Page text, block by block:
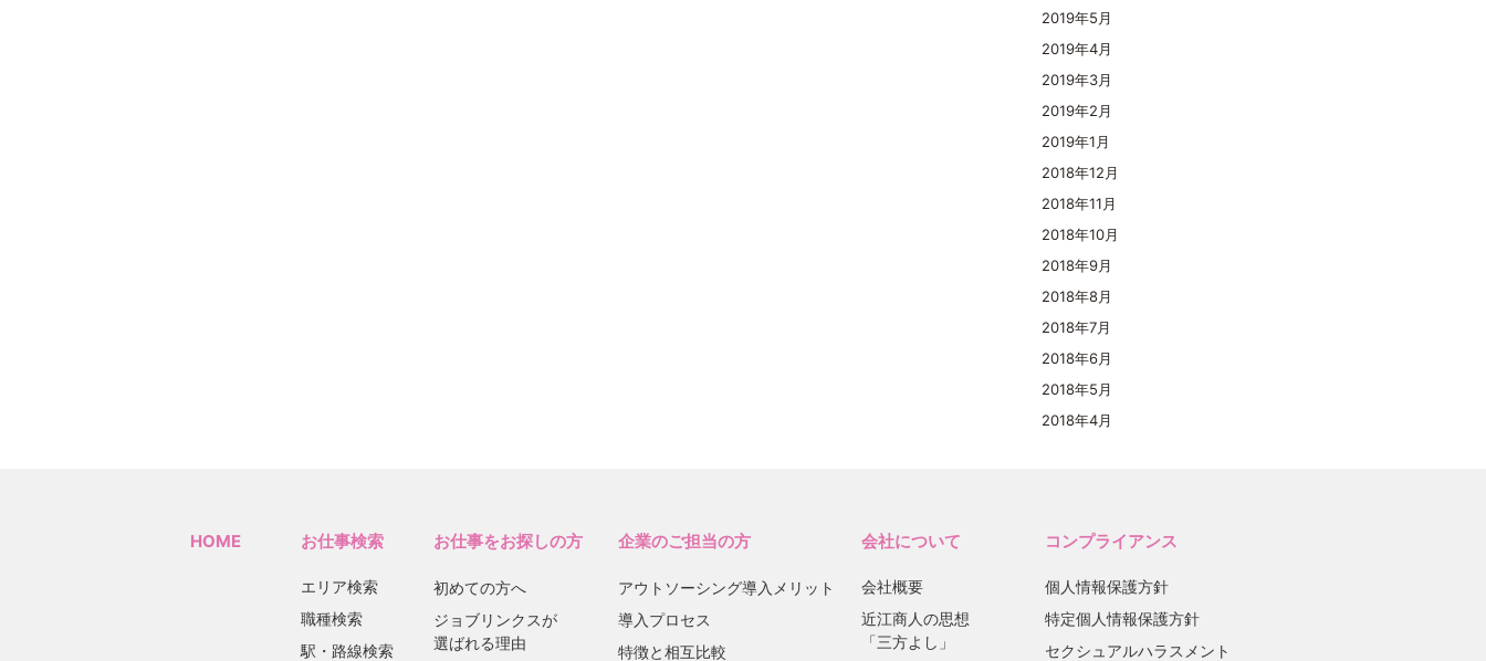
2019年5月
2019年4月
2019年3月
2019年2月
2019年1月
2018年12月
2018年11月
2018年10月
2018年9月
2018年8月
2018年7月
2018年6月
2018年5月
2018年4月
HOME お仕事検索
エリア検索
職種検索
駅・路線検索
お仕事をお探しの方
初めての方へ
ジョブリンクスが
選ばれる理由
企業のご担当の方
アウトソーシング導入メリット
導入プロセス
特徴と相互比較
会社について
会社概要
近江商人の思想
「三方よし」
コンプライアンス
個人情報保護方針
特定個人情報保護方針
セクシュアルハラスメント